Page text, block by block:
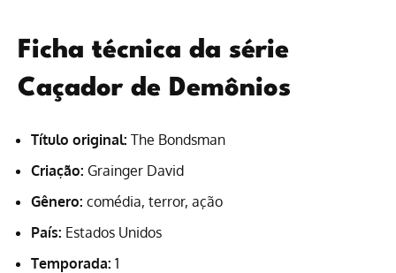
Ficha técnica da série
Caçador de Demônios
Título original: The Bondsman
Criação: Grainger David
Gênero: comédia, terror, ação
País: Estados Unidos
Temporada: 1